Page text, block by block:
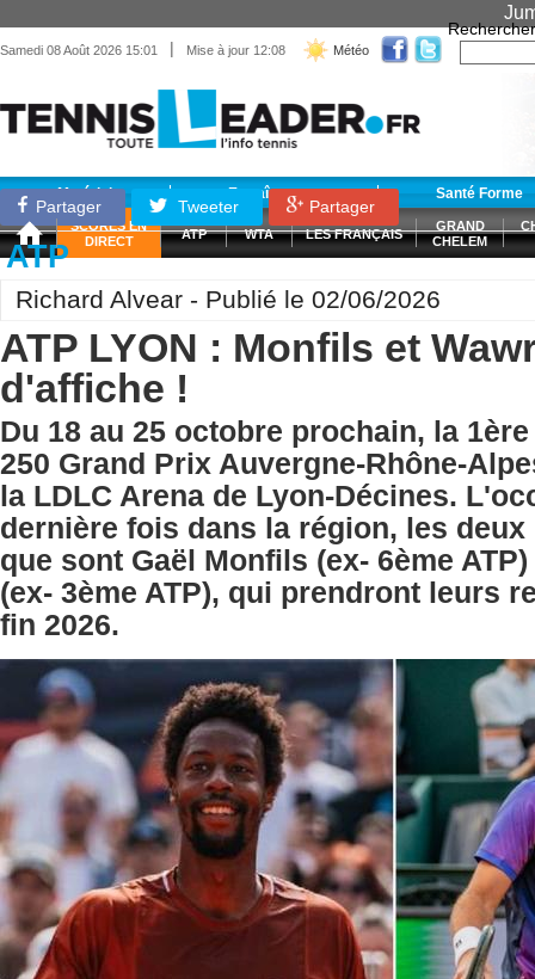
Samedi 08 Août 2026 15:01 | Mise à jour 12:08 Météo
Rechercher
Matériel Entraînement Santé Forme
SCORES EN
DIRECT
ATP WTA LES FRANÇAIS
GRAND
CHELEM
Partager Tweeter Partager
ATP
Richard Alvear - Publié le 02/06/2026
ATP LYON : Monfils et
d'affiche !
Du 18 au 25 octobre prochain, la
250 Grand Prix Auvergne-Rhône-
la LDLC Arena de Lyon-Décines.
dernière fois dans la région, les
que sont Gaël Monfils (ex- 6ème
(ex- 3ème ATP), qui prendront leurs
fin 2026.